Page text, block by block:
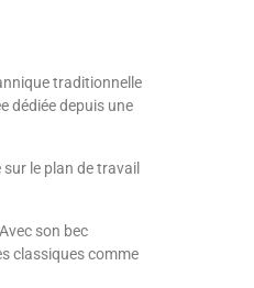
traditionnelle
dédiée depuis une
le plan de travail
son bec
classiques comme